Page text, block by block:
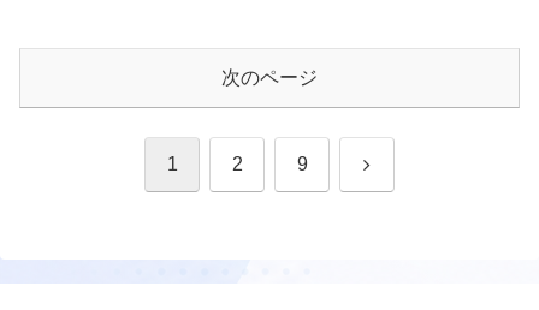
次のページ
1 2 9 次